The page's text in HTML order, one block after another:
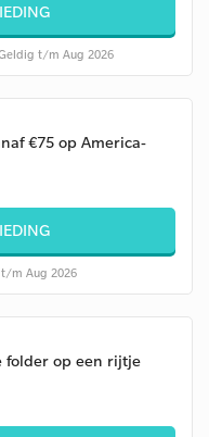
t/m Aug 2026
€75 op America-
m Aug 2026
folder op een rijtje